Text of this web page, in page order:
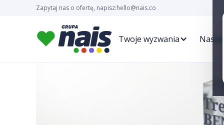
Zapytaj nas o ofertę, napisz:hello@nais.co
Twoje wyzwania